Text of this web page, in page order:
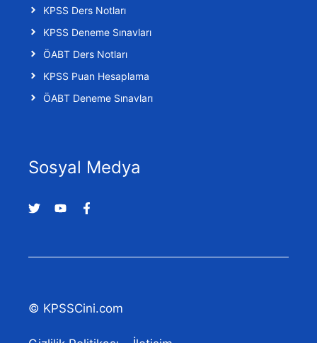
KPSS Ders Notları
KPSS Deneme Sınavları
ÖABT Ders Notları
KPSS Puan Hesaplama
ÖABT Deneme Sınavları
Sosyal Medya
© KPSSCini.com